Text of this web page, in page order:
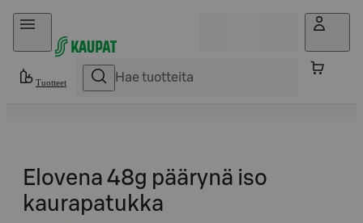
Hyppää sisältöön
Tuotteet
Elovena 48g päärynä iso
kaurapatukka